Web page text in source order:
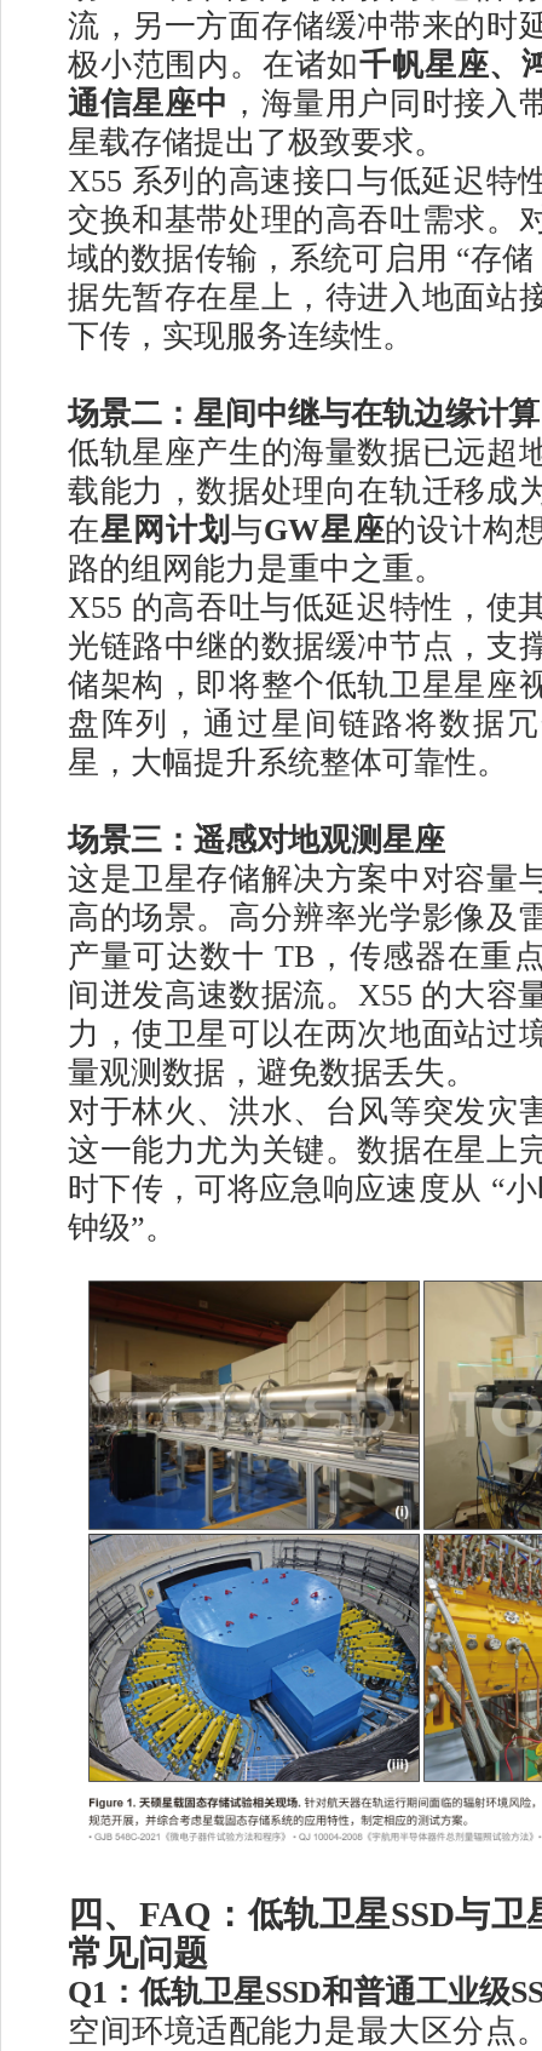
流，另一方面存储缓冲带来的时
极小范围内。在诸如千帆星座、
通信星座中 ，海量用户同时接入
星载存储提出了极致要求。
X55 系列的高速接口与低延迟特
交换和基带处理的高吞吐需求。
域的数据传输，系统可启用 “存
据先暂存在星上，待进入地面站
下传，实现服务连续性。
场景二：星间中继与在轨边缘计算
低轨星座产生的海量数据已远超
载能力，数据处理向在轨迁移成
在星网计划 与GW星座的设计构
路的组网能力是重中之重。
X55 的高吞吐与低延迟特性，使
光链路中继的数据缓冲节点，支
储架构，即将整个低轨卫星星座
盘阵列，通过星间链路将数据
星，大幅提升系统整体可靠性。
场景三：遥感对地观测星座
这是卫星存储解决方案中对容量
高的场景。高分辨率光学影像及
产量可达数十 TB，传感器在重
间迸发高速数据流。X55 的大容
力，使卫星可以在两次地面站过
量观测数据，避免数据丢失。
对于林火、洪水、台风等突发灾
这一能力尤为关键。数据在星上
时下传，可将应急响应速度从 “
钟级”。
四、FAQ：低轨卫星SSD与
常见问题
Q1：低轨卫星SSD和普通工业级
空间环境适配能力是最大区分点